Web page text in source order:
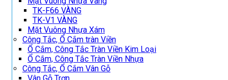
TK-F66 VÀNG
TK-V1 VÀNG
Mặt Vuông Nhựa Xám
Công Tắc, Ổ Cắm tràn Viền
Ổ Cắm, Công Tắc Tràn Viền Kim Loại
Ổ Cắm, Công Tắc Tràn Viền Nhựa
Công Tắc, Ổ Cắm Vân Gỗ